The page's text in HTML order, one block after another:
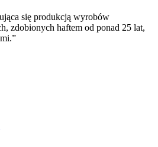
się produkcją wyrobów
zdobionych haftem od ponad 25 lat,